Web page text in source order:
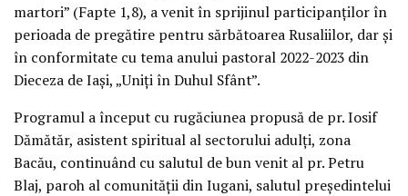
martori” (Fapte 1,8), a venit în sprijinul participanților în
perioada de pregătire pentru sărbătoarea Rusaliilor, dar și
în conformitate cu tema anului pastoral 2022-2023 din
Dieceza de Iași, „Uniți în Duhul Sfânt”.
Programul a început cu rugăciunea propusă de pr. Iosif
Dămătăr, asistent spiritual al sectorului adulți, zona
Bacău, continuând cu salutul de bun venit al pr. Petru
Blaj, paroh al comunității din Iugani, salutul președintelui